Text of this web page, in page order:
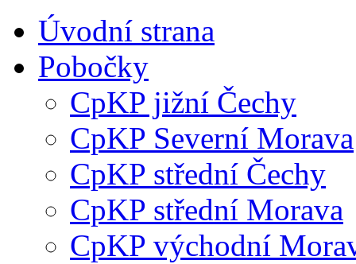
Úvodní strana
Pobočky
CpKP jižní Čechy
CpKP Severní Morava
CpKP střední Čechy
CpKP střední Morava
CpKP východní